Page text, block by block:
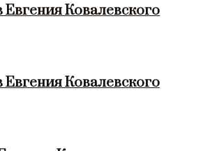
Ковалевского
Ковалевского